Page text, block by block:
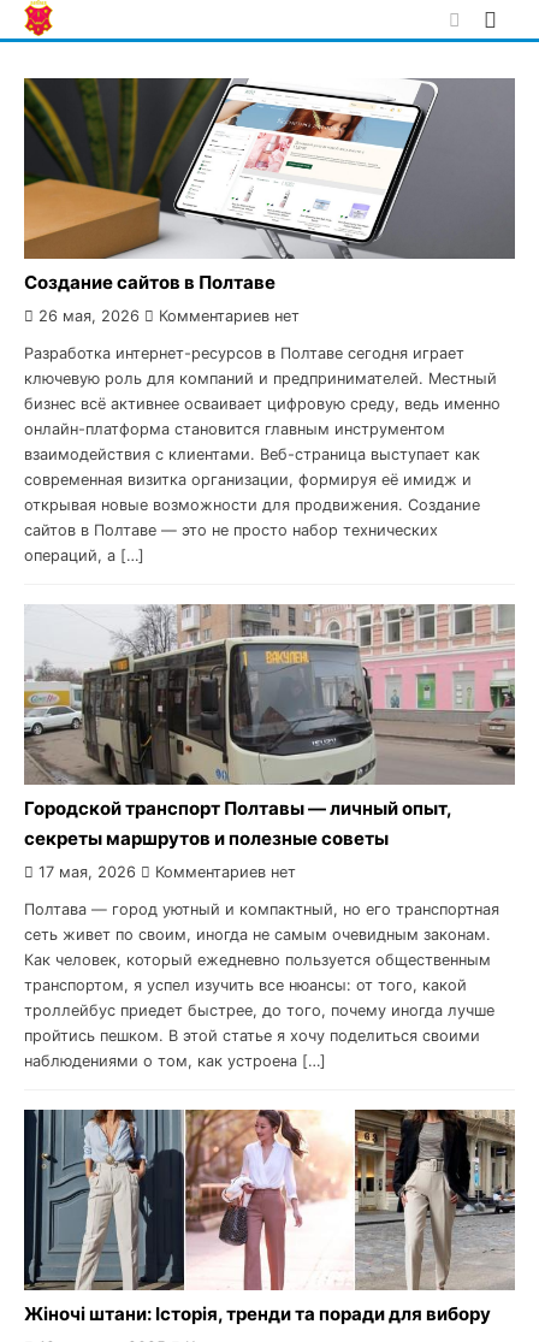
Skip
to
Создание сайтов в Полтаве
26 мая, 2026 Комментариев нет
Разработка интернет-ресурсов в Полтаве сегодня играет
ключевую роль для компаний и предпринимателей. Местный
бизнес всё активнее осваивает цифровую среду, ведь именно
онлайн-платформа становится главным инструментом
взаимодействия с клиентами. Веб-страница выступает как
современная визитка организации, формируя её имидж и
открывая новые возможности для продвижения. Создание
сайтов в Полтаве — это не просто набор технических
операций, а […]
Городской транспорт Полтавы — личный опыт,
секреты маршрутов и полезные советы
17 мая, 2026 Комментариев нет
Полтава — город уютный и компактный, но его транспортная
сеть живет по своим, иногда не самым очевидным законам.
Как человек, который ежедневно пользуется общественным
транспортом, я успел изучить все нюансы: от того, какой
троллейбус приедет быстрее, до того, почему иногда лучше
пройтись пешком. В этой статье я хочу поделиться своими
наблюдениями о том, как устроена […]
Жіночі штани: Історія, тренди та поради для вибору